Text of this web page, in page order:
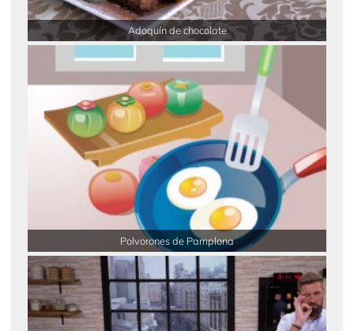
Adoquín de chocolate
Polvorones de Pamplona